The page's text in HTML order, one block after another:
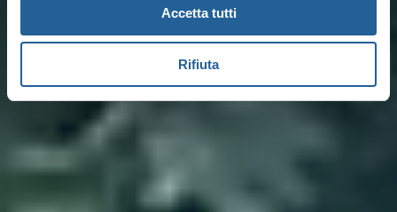
Accetta tutti
Rifiuta